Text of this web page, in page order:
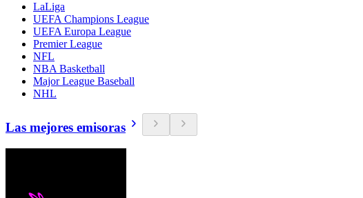
LaLiga
UEFA Champions League
UEFA Europa League
Premier League
NFL
NBA Basketball
Major League Baseball
NHL
Las mejores emisoras